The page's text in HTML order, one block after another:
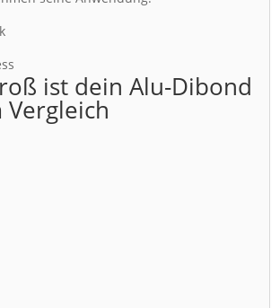
ist dein Alu-Dibond